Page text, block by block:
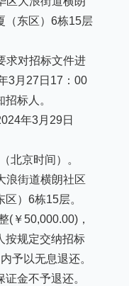
（东区）6栋15层
求对招标文件进
3月27 日 17：00
标人。
年3月29日
北京时间）。
浪街道横朗社区
）6栋15层。
(￥50,000.00)，
按规定交纳招标
予以无息退还。
金不予退还。